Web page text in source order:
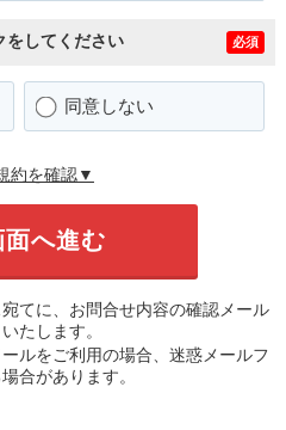
をしてください 必須
同意しない
約を確認▼
てに、お問合せ内容の確認メール
たします。
ルをご利用の場合、迷惑メールフ
合があります。